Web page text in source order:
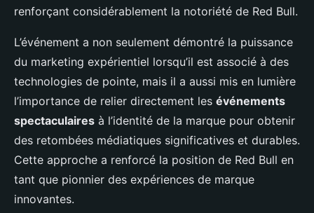
renforçant considérablement la notoriété de Red Bull.
L’événement a non seulement démontré la puissance
du marketing expérientiel lorsqu’il est associé à des
technologies de pointe, mais il a aussi mis en lumière
l’importance de relier directement les événements
spectaculaires à l’identité de la marque pour obtenir
des retombées médiatiques significatives et durables.
Cette approche a renforcé la position de Red Bull en
tant que pionnier des expériences de marque
innovantes.